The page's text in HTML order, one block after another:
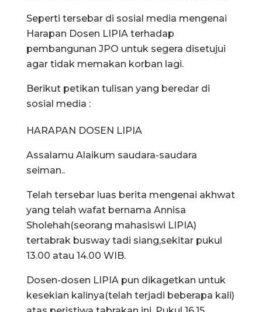
Seperti tersebar di sosial media mengenai
Harapan Dosen LIPIA terhadap
pembangunan JPO untuk segera disetujui
agar tidak memakan korban lagi.
Berikut petikan tulisan yang beredar di
sosial media :
HARAPAN DOSEN LIPIA
Assalamu Alaikum saudara-saudara
seiman..
Telah tersebar luas berita mengenai akhwat
yang telah wafat bernama Annisa
Sholehah(seorang mahasiswi LIPIA)
tertabrak busway tadi siang,sekitar pukul
13.00 atau 14.00 WIB.
Dosen-dosen LIPIA pun dikagetkan untuk
kesekian kalinya(telah terjadi beberapa kali)